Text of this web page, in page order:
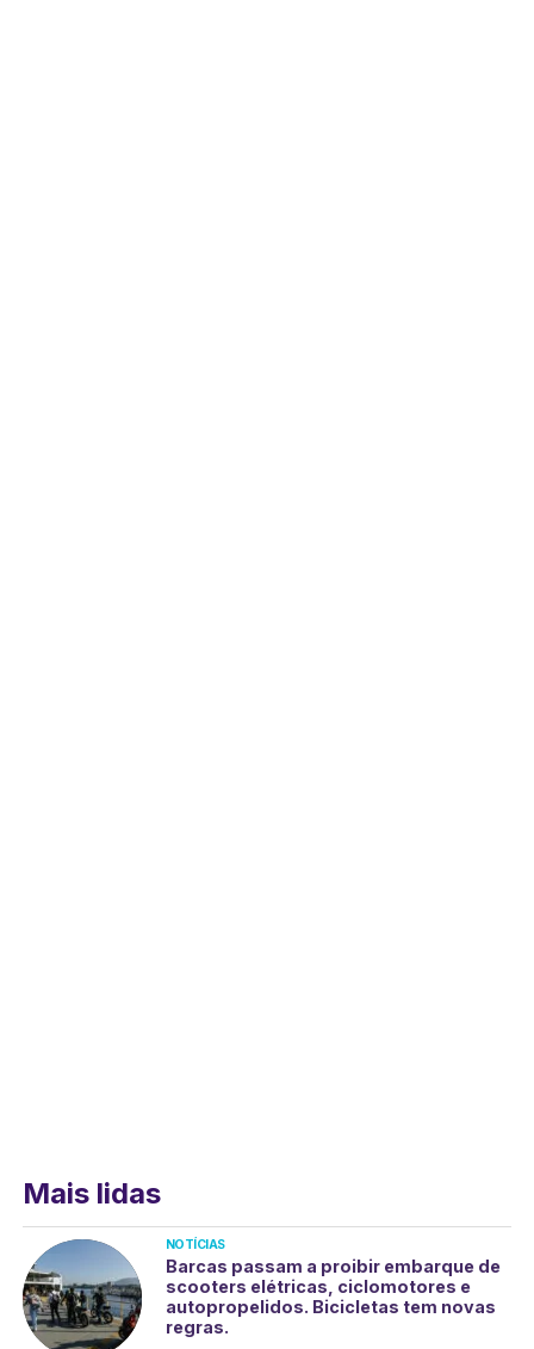
Mais lidas
NOTÍCIAS
Barcas passam a proibir embarque de
scooters elétricas, ciclomotores e
autopropelidos. Bicicletas tem novas
regras.